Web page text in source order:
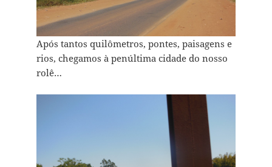
Após tantos quilômetros, pontes, paisagens e
rios, chegamos à penúltima cidade do nosso
rolê…